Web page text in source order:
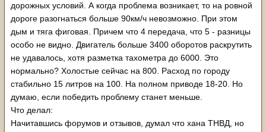
дорожных условий. А когда проблема возникает, то на ровной
дороге разогнаться больше 90км/ч невозможно. При этом
дым и тяга фиговая. Причем что 4 передача, что 5 - разницы
особо не видно. Двигатель больше 3400 оборотов раскрутить
не удавалось, хотя разметка тахометра до 6000. Это
нормально? Холостые сейчас на 800. Расход по городу
стабильно 15 литров на 100. На полном приводе 18-20. Но
думаю, если победить проблему станет меньше.
Что делал:
Начитавшись форумов и отзывов, думал что хана ТНВД, но